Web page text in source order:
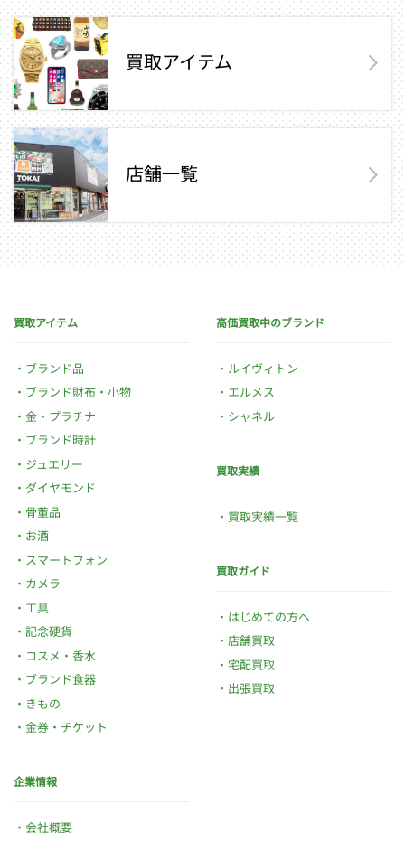
買取アイテム
店舗一覧
買取アイテム
ブランド品
ブランド財布・小物
金・プラチナ
ブランド時計
ジュエリー
ダイヤモンド
骨董品
お酒
スマートフォン
カメラ
工具
記念硬貨
コスメ・香水
ブランド食器
きもの
金券・チケット
高価買取中のブランド
ルイヴィトン
エルメス
シャネル
買取実績
買取実績一覧
買取ガイド
はじめての方へ
店舗買取
宅配買取
出張買取
企業情報
会社概要